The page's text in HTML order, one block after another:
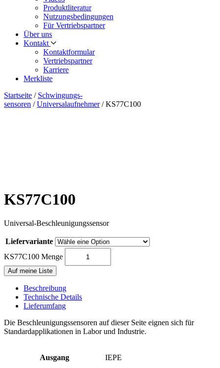
Produkt­literatur
Nutzungs­bedingungen
Für Vertriebs­partner
Über uns
Kontakt
Kontaktformular
Vertriebs­partner
Karriere
Merkliste
Startseite / Schwingungs­
sensoren /Universalaufnehmer/KS77C100
KS77C100
Universal-Beschleunigungssensor
Liefervariante
KS77C100 Menge
Auf meine Liste
Beschreibung
Technische Details
Lieferumfang
Die Beschleunigungssensoren auf dieser Seite eignen sich für
Standardapplikationen in Labor und Industrie.
Ausgang IEPE